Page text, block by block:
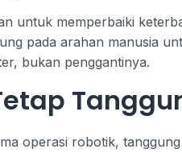
untuk memperbaiki
pada arahan manusia
bukan penggantinya.
operasi robotik,